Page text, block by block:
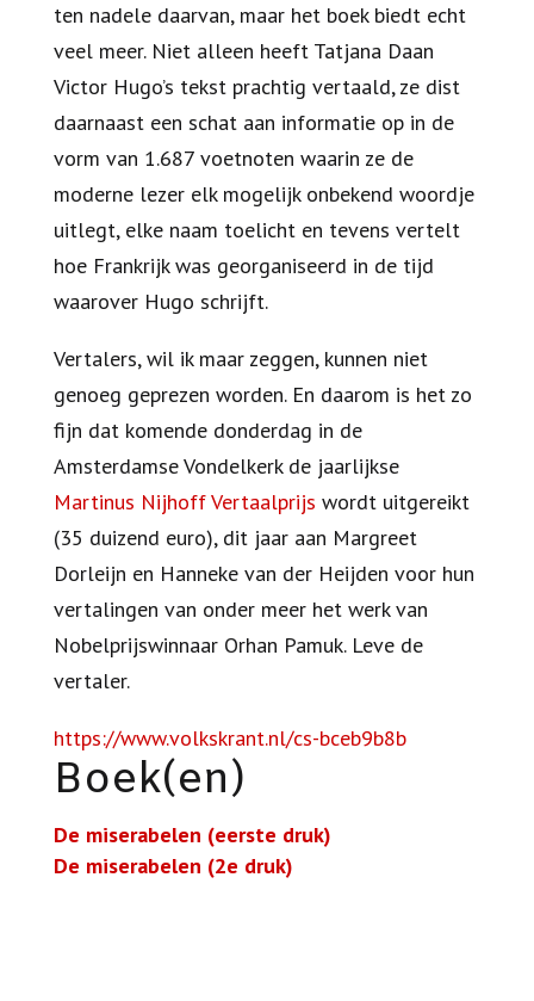
ten nadele daarvan, maar het boek biedt echt
veel meer. Niet alleen heeft Tatjana Daan
Victor Hugo’s tekst prachtig vertaald, ze dist
daarnaast een schat aan informatie op in de
vorm van 1.687 voetnoten waarin ze de
moderne lezer elk mogelijk onbekend woordje
uitlegt, elke naam toelicht en tevens vertelt
hoe Frankrijk was georganiseerd in de tijd
waarover Hugo schrijft.
Vertalers, wil ik maar zeggen, kunnen niet
genoeg geprezen worden. En daarom is het zo
fijn dat komende donderdag in de
Amsterdamse Vondelkerk de jaarlijkse
Martinus Nijhoff Vertaalprijs wordt uitgereikt
(35 duizend euro), dit jaar aan Margreet
Dorleijn en Hanneke van der Heijden voor hun
vertalingen van onder meer het werk van
Nobelprijswinnaar Orhan Pamuk. Leve de
vertaler.
https://www.volkskrant.nl/cs-bceb9b8b
Boek(en)
De miserabelen (eerste druk)
De miserabelen (2e druk)